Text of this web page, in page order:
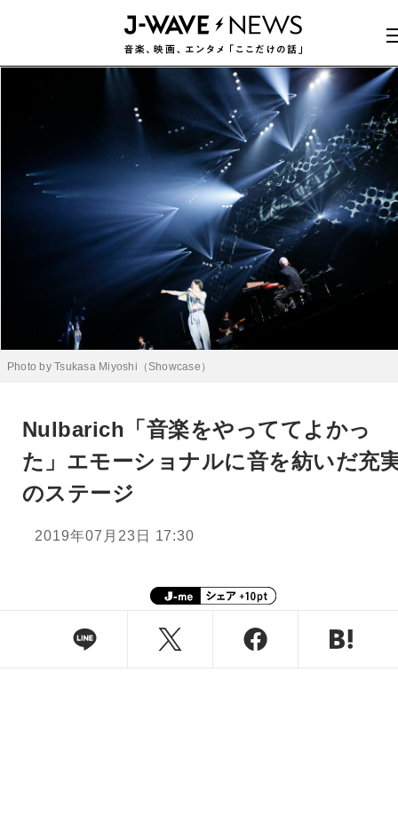
Photo by Tsukasa Miyoshi（Showcase）
Nulbarich「音楽をやっててよかっ
た」エモーショナルに音を紡いだ充
のステージ
2019年07月23日 17:30